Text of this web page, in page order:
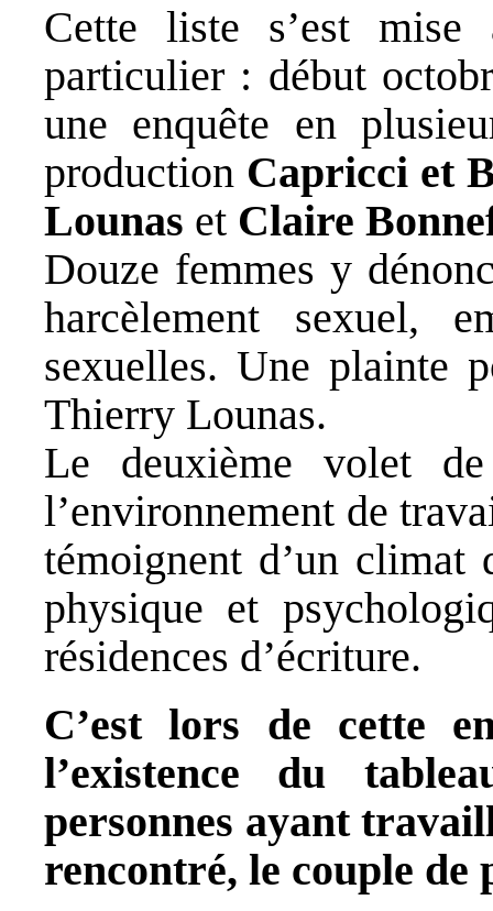
Cette liste s’est
particulier : début
une enquête en
production Capricci et
Lounas et Claire
Douze femmes y
harcèlement sexuel,
sexuelles. Une plainte
Thierry Lounas.
Le deuxième volet
l’environnement de
témoignent d’un climat
physique et
résidences d’écriture.
C’est lors de cette
l’existence du
personnes ayant
rencontré, le couple de